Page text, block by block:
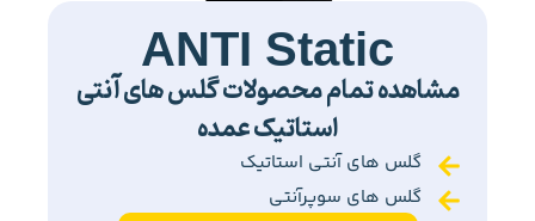
ANTI Static
مشاهده تمام محصولات گلس های آنتی
استاتیک عمده
گلس های آنتی استاتیک
گلس های سوپرآنتی